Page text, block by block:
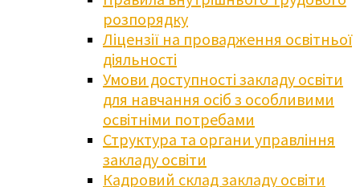
розпорядку
Ліцензії на провадження освітньої
діяльності
Умови доступності закладу освіти
для навчання осіб з особливими
освітніми потребами
Структура та органи управління
закладу освіти
Кадровий склад закладу освіти